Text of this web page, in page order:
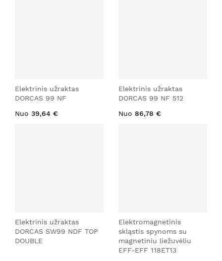
Elektrinis užraktas
DORCAS 99 NF
Nuo 39,64 €
Elektrinis užraktas
DORCAS 99 NF 512
Nuo 86,78 €
Elektrinis užraktas
DORCAS SW99 NDF TOP
DOUBLE
Elektromagnetinis
skląstis spynoms su
magnetiniu liežuvėliu
EFF-EFF 118ET13